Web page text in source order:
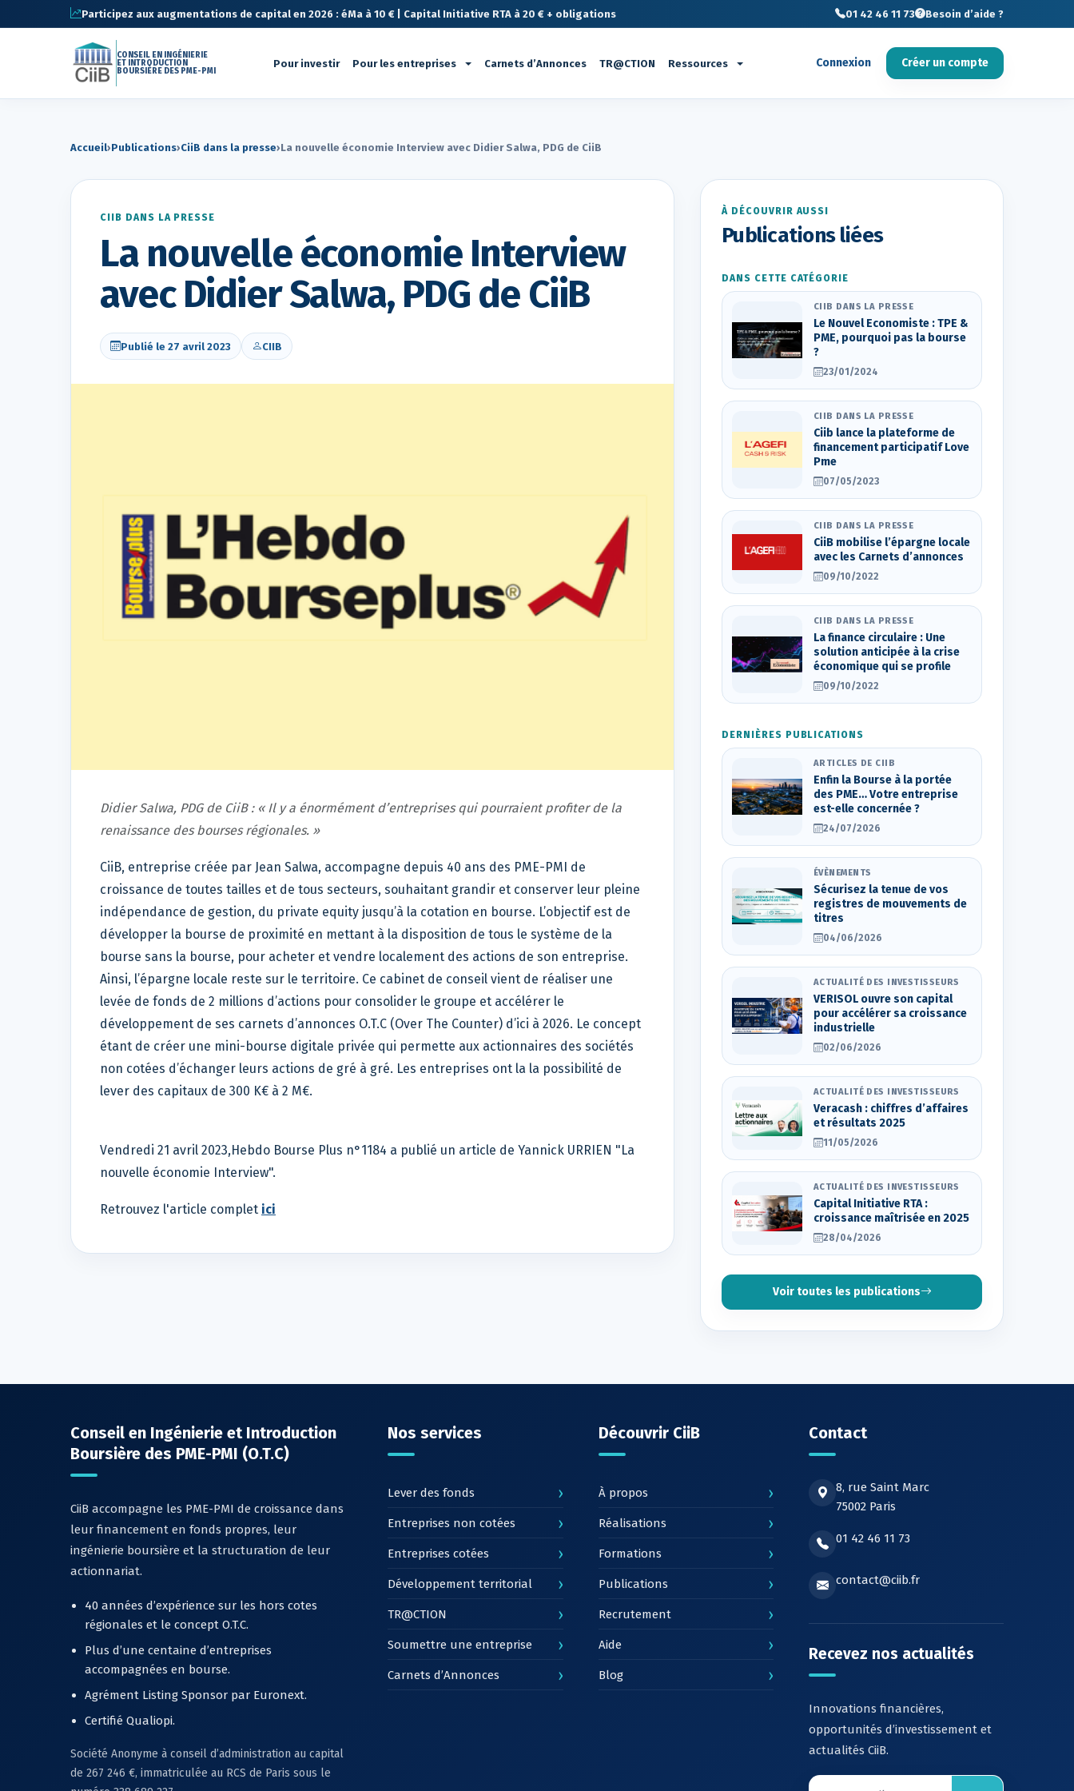
Participez aux augmentations de capital en 2026 : éMa à 10 € | Capital Initiative RTA à 20 € + obligations 01 42 46 11 73 Besoin d’aide ?
CONSEIL EN INGÉNIERIE
ET INTRODUCTION
BOURSIÈRE DES PME-PMI
Pour investir Pour les entreprises Carnets d’Annonces TR@CTION Ressources Connexion Créer un compte
Accueil›Publications›CiiB dans la presse›La nouvelle économie Interview avec Didier Salwa, PDG de CiiB
CIIB DANS LA PRESSE
La nouvelle économie Interview
avec Didier Salwa, PDG de CiiB
Publié le 27 avril 2023 CIIB
Didier Salwa, PDG de CiiB : « Il y a énormément d’entreprises qui pourraient profiter de la
renaissance des bourses régionales. »
CiiB, entreprise créée par Jean Salwa, accompagne depuis 40 ans des PME-PMI de
croissance de toutes tailles et de tous secteurs, souhaitant grandir et conserver leur pleine
indépendance de gestion, du private equity jusqu’à la cotation en bourse. L’objectif est de
développer la bourse de proximité en mettant à la disposition de tous le système de la
bourse sans la bourse, pour acheter et vendre localement des actions de son entreprise.
Ainsi, l’épargne locale reste sur le territoire. Ce cabinet de conseil vient de réaliser une
levée de fonds de 2 millions d’actions pour consolider le groupe et accélérer le
développement de ses carnets d’annonces O.T.C (Over The Counter) d’ici à 2026. Le concept
étant de créer une mini-bourse digitale privée qui permette aux actionnaires des sociétés
non cotées d’échanger leurs actions de gré à gré. Les entreprises ont la la possibilité de
lever des capitaux de 300 K€ à 2 M€.
Vendredi 21 avril 2023,Hebdo Bourse Plus n°1184 a publié un article de Yannick URRIEN "La
nouvelle économie Interview".
Retrouvez l'article complet ici
À DÉCOUVRIR AUSSI
Publications liées
DANS CETTE CATÉGORIE
CIIB DANS LA PRESSE
Le Nouvel Economiste : TPE &
PME, pourquoi pas la bourse
?
23/01/2024
CIIB DANS LA PRESSE
Ciib lance la plateforme de
financement participatif Love
Pme
07/05/2023
CIIB DANS LA PRESSE
CiiB mobilise l’épargne locale
avec les Carnets d’annonces
09/10/2022
CIIB DANS LA PRESSE
La finance circulaire : Une
solution anticipée à la crise
économique qui se profile
09/10/2022
DERNIÈRES PUBLICATIONS
ARTICLES DE CIIB
Enfin la Bourse à la portée
des PME… Votre entreprise
est-elle concernée ?
24/07/2026
ÉVÈNEMENTS
Sécurisez la tenue de vos
registres de mouvements de
titres
04/06/2026
ACTUALITÉ DES INVESTISSEURS
VERISOL ouvre son capital
pour accélérer sa croissance
industrielle
02/06/2026
ACTUALITÉ DES INVESTISSEURS
Veracash : chiffres d’affaires
et résultats 2025
11/05/2026
ACTUALITÉ DES INVESTISSEURS
Capital Initiative RTA :
croissance maîtrisée en 2025
28/04/2026
Voir toutes les publications
Conseil en Ingénierie et Introduction
Boursière des PME-PMI (O.T.C)
CiiB accompagne les PME-PMI de croissance dans
leur financement en fonds propres, leur
ingénierie boursière et la structuration de leur
actionnariat.
40 années d’expérience sur les hors cotes
régionales et le concept O.T.C.
Plus d’une centaine d’entreprises
accompagnées en bourse.
Agrément Listing Sponsor par Euronext.
Certifié Qualiopi.
Société Anonyme à conseil d’administration au capital
de 267 246 €, immatriculée au RCS de Paris sous le
Nos services
Lever des fonds ›
Entreprises non cotées ›
Entreprises cotées ›
Développement territorial ›
TR@CTION ›
Soumettre une entreprise ›
Carnets d’Annonces ›
Découvrir CiiB
À propos ›
Réalisations ›
Formations ›
Publications ›
Recrutement ›
Aide ›
Blog ›
Contact
8, rue Saint Marc
75002 Paris
01 42 46 11 73
contact@ciib.fr
Recevez nos actualités
Innovations financières,
opportunités d’investissement et
actualités CiiB.